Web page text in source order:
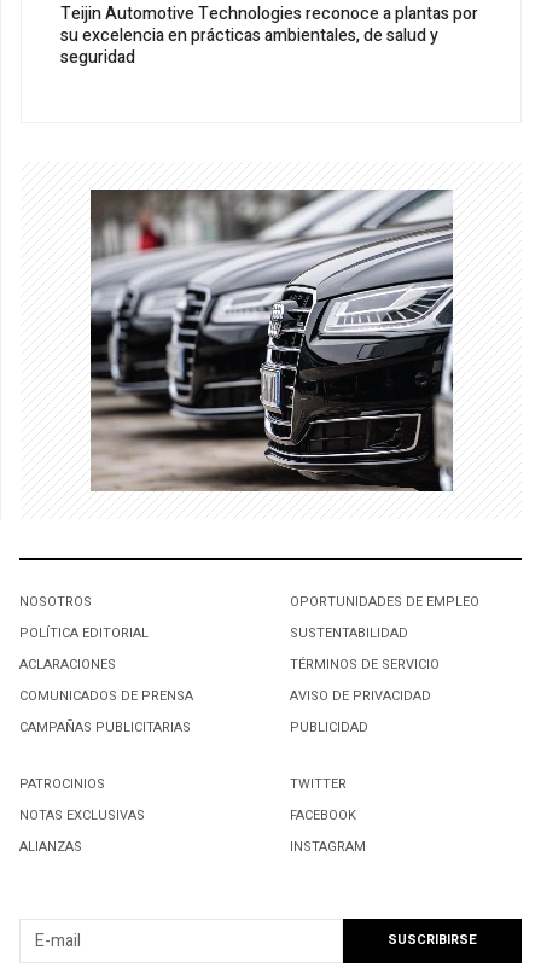
Teijin Automotive Technologies reconoce a plantas por
su excelencia en prácticas ambientales, de salud y
seguridad
NOSOTROS
POLÍTICA EDITORIAL
ACLARACIONES
COMUNICADOS DE PRENSA
CAMPAÑAS PUBLICITARIAS
OPORTUNIDADES DE EMPLEO
SUSTENTABILIDAD
TÉRMINOS DE SERVICIO
AVISO DE PRIVACIDAD
PUBLICIDAD
PATROCINIOS
NOTAS EXCLUSIVAS
ALIANZAS
TWITTER
FACEBOOK
INSTAGRAM